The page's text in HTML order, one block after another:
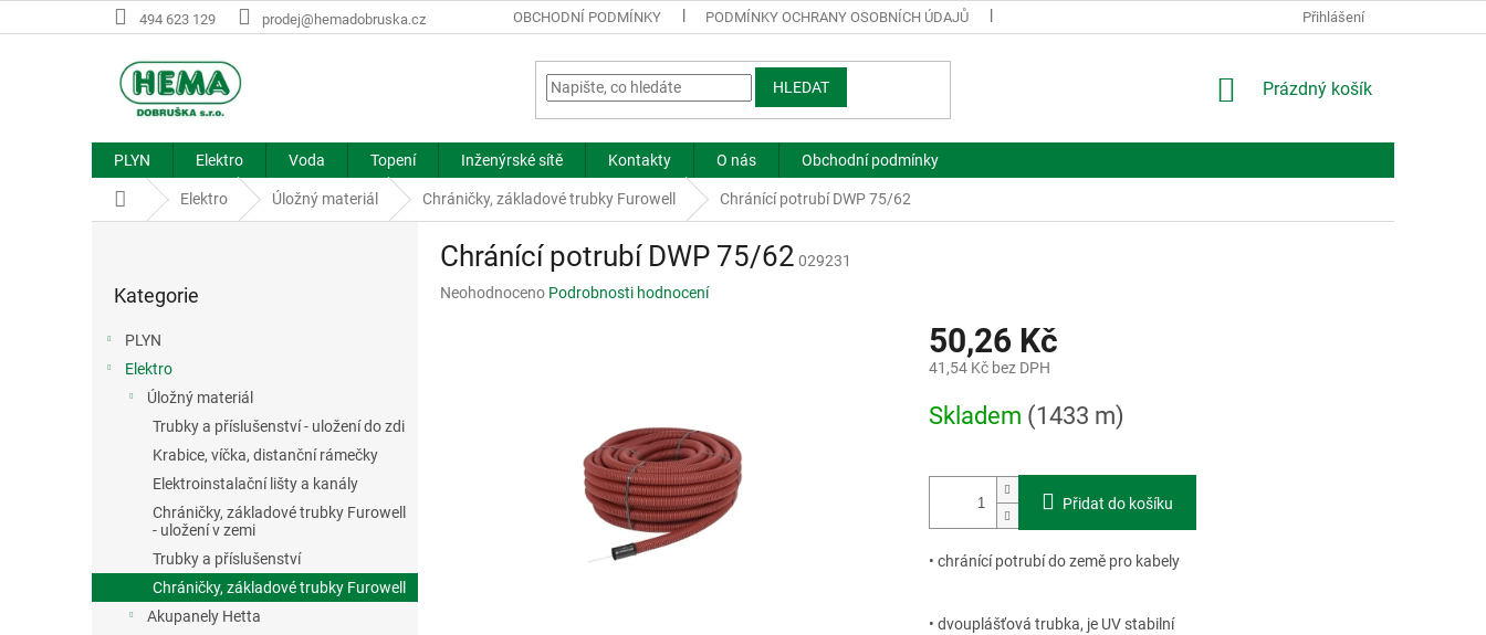
na
494 623 129 prodej@hemadobruska.cz OBCHODNÍ PODMÍNKY PODMÍNKY OCHRANY OSOBNÍCH ÚDAJŮ Přihlášení
HLEDAT
NÁKUPNÍ
Prázdný košík
PLYN Elektro Voda Topení Inženýrské sítě Kontakty O nás Obchodní podmínky
Domů Elektro Úložný materiál Chráničky, základové trubky Furowell Chránící potrubí DWP 75/62
kategorie
Kategorie
PLYN
Elektro
Úložný materiál
Trubky a příslušenství - uložení do zdi
Krabice, víčka, distanční rámečky
Elektroinstalační lišty a kanály
Chráničky, základové trubky Furowell
- uložení v zemi
Trubky a příslušenství
Chráničky, základové trubky Furowell
Akupanely Hetta
Chránící potrubí DWP 75/62 029231
Průměrné
Neohodnoceno Podrobnosti hodnocení
50,26 Kč
41,54 Kč bez DPH
cena:
Skladem (1433 m)
Přidat do košíku
• chránící potrubí do země pro kabely
• dvouplášťová trubka, je UV stabilní